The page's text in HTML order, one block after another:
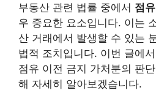
부동산 관련 법률 중에서 점
우 중요한 요소입니다. 이는
산 거래에서 발생할 수 있는
법적 조치입니다. 이번 글에
점유 이전 금지 가처분의 판
해 자세히 알아보겠습니다.